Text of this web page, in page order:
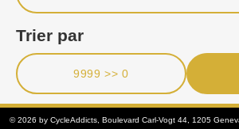
Trier par
9999 >> 0
© 2026 by CycleAddicts, Boulevard Carl-Vogt 44, 1205